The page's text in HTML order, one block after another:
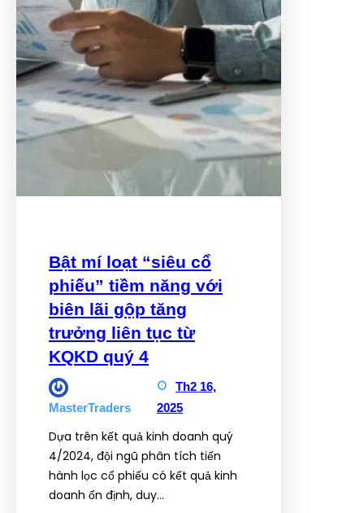
Bật mí loạt “siêu cổ
phiếu” tiềm năng với
biên lãi gộp tăng
trưởng liên tục từ
KQKD quý 4
MasterTraders
Th2 16,
2025
Dựa trên kết quả kinh doanh quý
4/2024, đội ngũ phân tích tiến
hành lọc cổ phiếu có kết quả kinh
doanh ổn định, duy…